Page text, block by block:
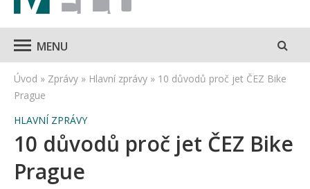
MENU
Úvod » Zprávy » Hlavní zprávy » 10 důvodů proč jet ČEZ Bike
Prague
HLAVNÍ ZPRÁVY
10 důvodů proč jet ČEZ Bike
Prague